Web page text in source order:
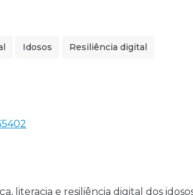
Idosos Resiliência digital
literacia e resiliência digital dos